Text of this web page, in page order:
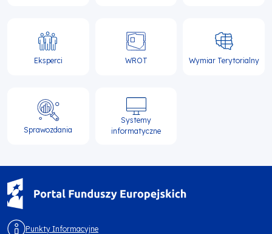
Eksperci WROT Wymiar Terytorialny
Sprawozdania
Systemy
informatyczne
Punkty Informacyjne